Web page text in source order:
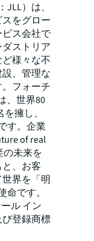
）は、
をグロー
ス会社で
ストリア
様々な不
、管理な
フォーチ
、世界80
擁し、
す。企業
of real
の未来を
、お客
界を「明
です。
ル イン
登録商標